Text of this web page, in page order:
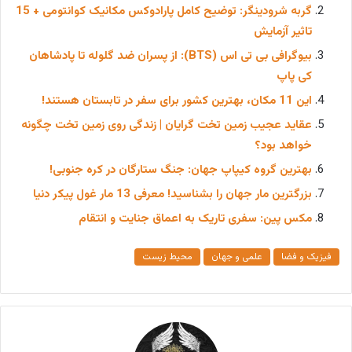
گربه شرودینگر: توضیح کامل پارادوکس مکانیک کوانتومی + 15
تاثیر آزمایش
بیوگرافی بی تی اس (BTS): از پسران ضد گلوله تا پادشاهان
کی پاپ
این 11 مکان، بهترین کشور برای سفر در تابستان هستند!
عقاید عجیب زمین تخت گرایان | زندگی روی زمین تخت چگونه
خواهد بود؟
بهترین گروه کیپاپ جهان: جنگ ستارگان در کره جنوبی!
بزرگترین مار جهان را بشناسید! معرفی 13 مار غول پیکر دنیا
مکس پین: سفری تاریک به اعماق جنایت و انتقام
فیزیک و فضا علمی و جهان محیط زیست